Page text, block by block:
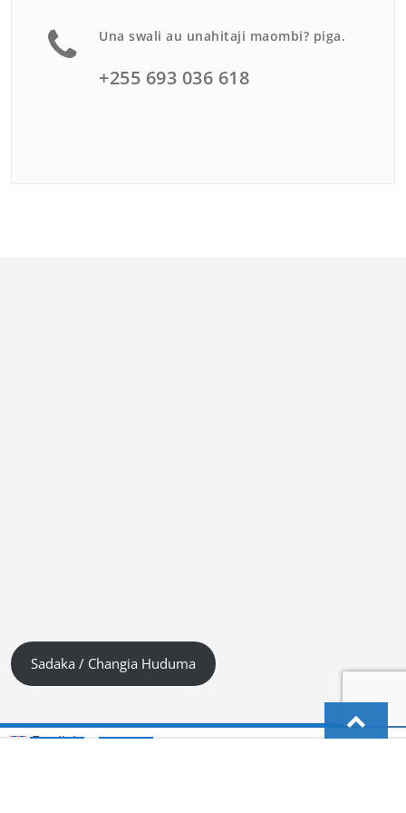
Una swali au unahitaji maombi? piga.
+255 693 036 618
Sadaka / Changia Huduma
English